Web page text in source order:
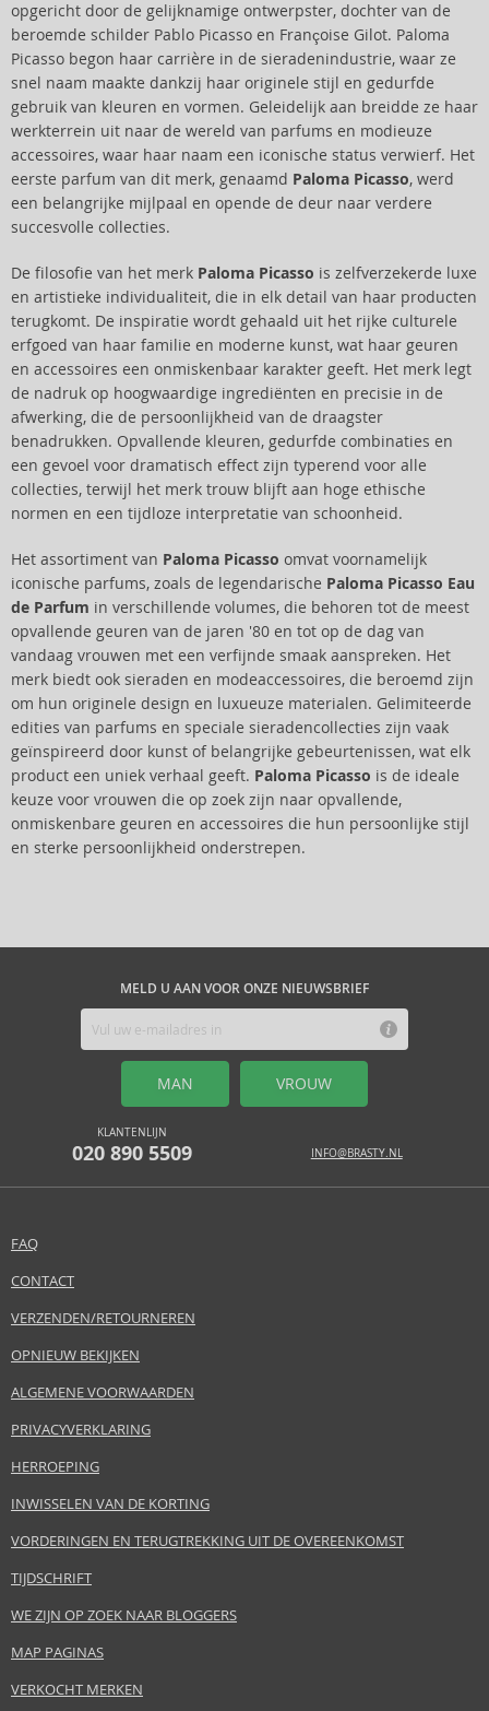
opgericht door de gelijknamige ontwerpster, dochter van de
beroemde schilder Pablo Picasso en Françoise Gilot. Paloma
Picasso begon haar carrière in de sieradenindustrie, waar ze
snel naam maakte dankzij haar originele stijl en gedurfde
gebruik van kleuren en vormen. Geleidelijk aan breidde ze haar
werkterrein uit naar de wereld van parfums en modieuze
accessoires, waar haar naam een iconische status verwierf. Het
eerste parfum van dit merk, genaamd Paloma Picasso, werd
een belangrijke mijlpaal en opende de deur naar verdere
succesvolle collecties.
De filosofie van het merk Paloma Picasso is zelfverzekerde luxe
en artistieke individualiteit, die in elk detail van haar producten
terugkomt. De inspiratie wordt gehaald uit het rijke culturele
erfgoed van haar familie en moderne kunst, wat haar geuren
en accessoires een onmiskenbaar karakter geeft. Het merk legt
de nadruk op hoogwaardige ingrediënten en precisie in de
afwerking, die de persoonlijkheid van de draagster
benadrukken. Opvallende kleuren, gedurfde combinaties en
een gevoel voor dramatisch effect zijn typerend voor alle
collecties, terwijl het merk trouw blijft aan hoge ethische
normen en een tijdloze interpretatie van schoonheid.
Het assortiment van Paloma Picasso omvat voornamelijk
iconische parfums, zoals de legendarische Paloma Picasso Eau
de Parfum in verschillende volumes, die behoren tot de meest
opvallende geuren van de jaren '80 en tot op de dag van
vandaag vrouwen met een verfijnde smaak aanspreken. Het
merk biedt ook sieraden en modeaccessoires, die beroemd zijn
om hun originele design en luxueuze materialen. Gelimiteerde
edities van parfums en speciale sieradencollecties zijn vaak
geïnspireerd door kunst of belangrijke gebeurtenissen, wat elk
product een uniek verhaal geeft. Paloma Picasso is de ideale
keuze voor vrouwen die op zoek zijn naar opvallende,
onmiskenbare geuren en accessoires die hun persoonlijke stijl
en sterke persoonlijkheid onderstrepen.
MELD U AAN VOOR ONZE NIEUWSBRIEF
MAN VROUW
KLANTENLIJN
020 890 5509 INFO@BRASTY.NL
FAQ
CONTACT
VERZENDEN/RETOURNEREN
OPNIEUW BEKIJKEN
ALGEMENE VOORWAARDEN
PRIVACYVERKLARING
HERROEPING
INWISSELEN VAN DE KORTING
VORDERINGEN EN TERUGTREKKING UIT DE OVEREENKOMST
TIJDSCHRIFT
WE ZIJN OP ZOEK NAAR BLOGGERS
MAP PAGINAS
VERKOCHT MERKEN